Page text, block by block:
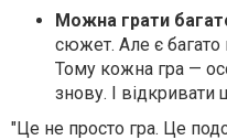
Можна грати
сюжет. Але є багато
Тому кожна гра —
знову. І відкривати
"Це не просто гра. Це